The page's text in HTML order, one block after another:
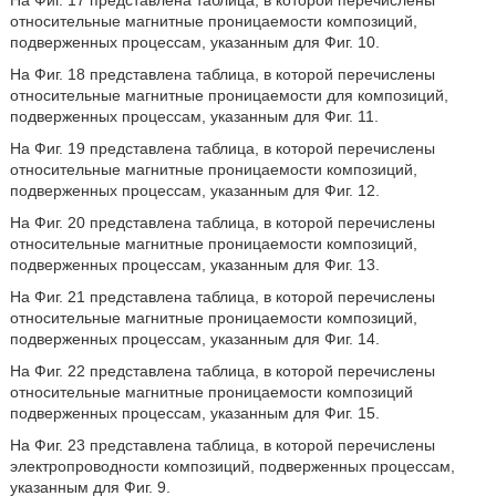
относительные магнитные проницаемости композиций,
подверженных процессам, указанным для Фиг. 10.
На Фиг. 18 представлена таблица, в которой перечислены
относительные магнитные проницаемости для композиций,
подверженных процессам, указанным для Фиг. 11.
На Фиг. 19 представлена таблица, в которой перечислены
относительные магнитные проницаемости композиций,
подверженных процессам, указанным для Фиг. 12.
На Фиг. 20 представлена таблица, в которой перечислены
относительные магнитные проницаемости композиций,
подверженных процессам, указанным для Фиг. 13.
На Фиг. 21 представлена таблица, в которой перечислены
относительные магнитные проницаемости композиций,
подверженных процессам, указанным для Фиг. 14.
На Фиг. 22 представлена таблица, в которой перечислены
относительные магнитные проницаемости композиций
подверженных процессам, указанным для Фиг. 15.
На Фиг. 23 представлена таблица, в которой перечислены
электропроводности композиций, подверженных процессам,
указанным для Фиг. 9.